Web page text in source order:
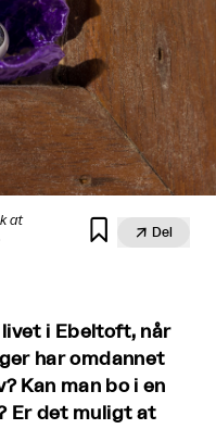
at
  Del
livet i Ebeltoft, når
har omdannet
Kan man bo i en
Er det muligt at